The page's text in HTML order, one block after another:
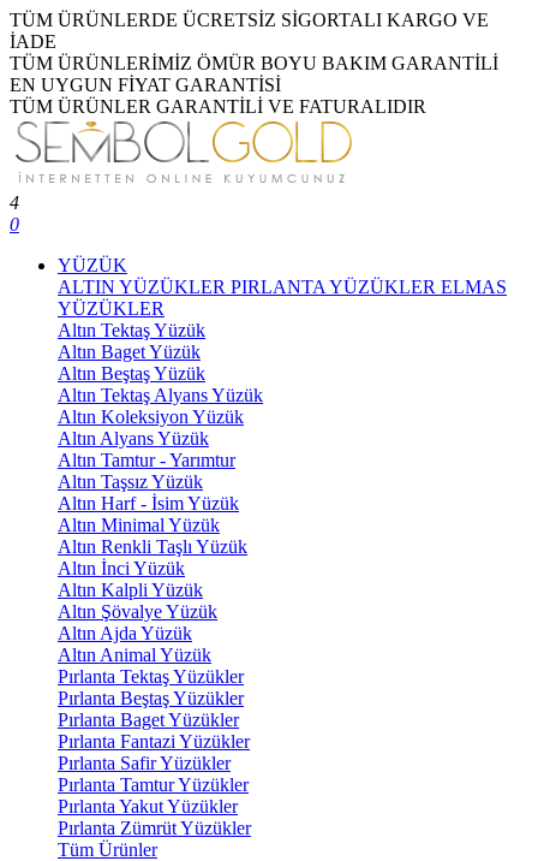
TÜM ÜRÜNLERDE ÜCRETSİZ SİGORTALI KARGO VE
İADE
TÜM ÜRÜNLERİMİZ ÖMÜR BOYU BAKIM GARANTİLİ
EN UYGUN FİYAT GARANTİSİ
TÜM ÜRÜNLER GARANTİLİ VE FATURALIDIR
4
0
YÜZÜK
ALTIN YÜZÜKLER PIRLANTA YÜZÜKLER ELMAS
YÜZÜKLER
Altın Tektaş Yüzük
Altın Baget Yüzük
Altın Beştaş Yüzük
Altın Tektaş Alyans Yüzük
Altın Koleksiyon Yüzük
Altın Alyans Yüzük
Altın Tamtur - Yarımtur
Altın Taşsız Yüzük
Altın Harf - İsim Yüzük
Altın Minimal Yüzük
Altın Renkli Taşlı Yüzük
Altın İnci Yüzük
Altın Kalpli Yüzük
Altın Şövalye Yüzük
Altın Ajda Yüzük
Altın Animal Yüzük
Pırlanta Tektaş Yüzükler
Pırlanta Beştaş Yüzükler
Pırlanta Baget Yüzükler
Pırlanta Fantazi Yüzükler
Pırlanta Safir Yüzükler
Pırlanta Tamtur Yüzükler
Pırlanta Yakut Yüzükler
Pırlanta Zümrüt Yüzükler
Tüm Ürünler